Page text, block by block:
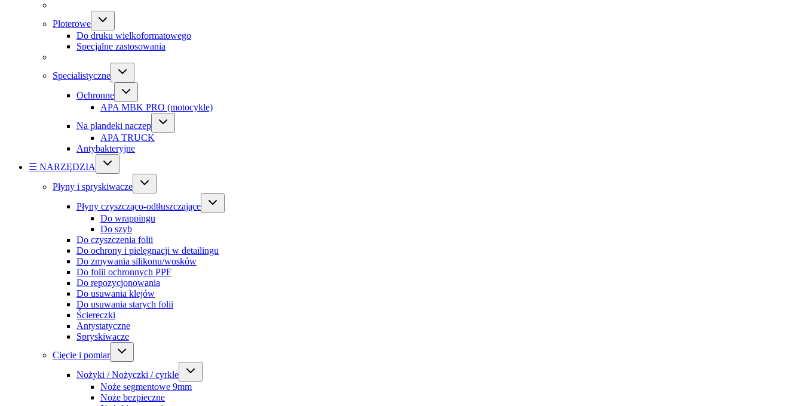
Ploterowe
Do druku wielkoformatowego
Specjalne zastosowania
Specialistyczne
Ochronne
APA MBK PRO (motocykle)
Na plandeki naczep
APA TRUCK
Antybakteryjne
☰ NARZĘDZIA
Płyny i spryskiwacze
Płyny czyszcząco-odtłuszczające
Do wrappingu
Do szyb
Do czyszczenia folii
Do ochrony i pielęgnacji w detailingu
Do zmywania silikonu/wosków
Do folii ochronnych PPF
Do repozycjonowania
Do usuwania klejów
Do usuwania starych folii
Ściereczki
Antystatyczne
Spryskiwacze
Cięcie i pomiar
Nożyki / Nożyczki / cyrkle
Noże segmentowe 9mm
Noże bezpieczne